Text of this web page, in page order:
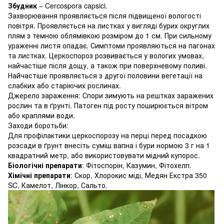
Збудник – Cercospora capsici.
Захворювання проявляється після підвищеної вологості
повітря. Проявляється на листках у вигляді бурих округлих
плям з темною облямівкою розміром до 1 см. При сильному
ураженні листя опадає. Симптоми проявляються на пагонах
та листках. Церкоспороз розвивається у вологих умовах,
найчастіше після дощу, а також при поверхневому поливі.
Найчастіше проявляється з другої половини вегетації на
слабких або старіючих рослинах.
Джерело зараження: Спори зимують на рештках заражених
рослин та в ґрунті. Патоген під росту поширюється вітром
або краплями води.
Заходи боротьби:
Для профілактики церкоспорозу на перці перед посадкою
розсади в ґрунт внесіть суміш вапна і бури нормою 3 г на 1
квадратний метр, або використовувати мідний купорос.
Біологічні препарати: Фітоспорін, Казумин, Фітохелп.
Хімічні препарати: Скор, Хлорокис міді, Медян Екстра 350
SC, Камелот, Лінкор, Сальто.